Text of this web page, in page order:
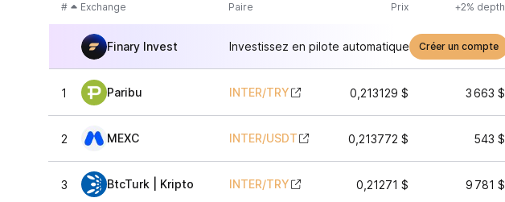
# Exchange Paire Prix +2% depth
Finary Invest Investissez en pilote automatique Créer un compte
1 Paribu INTER/TRY 0,213129 $ 3 663 $
2 MEXC INTER/USDT 0,213772 $ 543 $
3 BtcTurk | Kripto INTER/TRY 0,21271 $ 9 781 $